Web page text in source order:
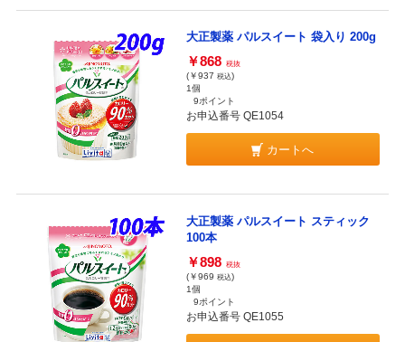
大正製薬 パルスイート 袋入り 200g
￥868 税抜
(￥937 税込)
1個
9ポイント
お申込番号 QE1054
カートへ
大正製薬 パルスイート スティック
100本
￥898 税抜
(￥969 税込)
1個
9ポイント
お申込番号 QE1055